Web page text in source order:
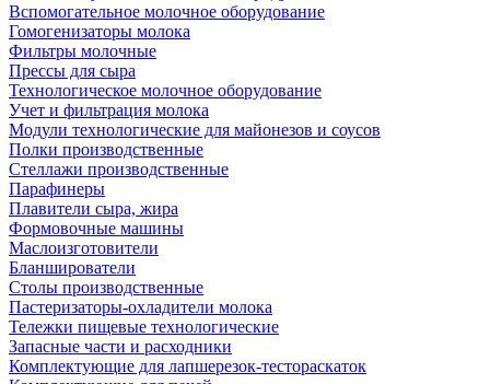
Вспомогательное молочное оборудование
Гомогенизаторы молока
Фильтры молочные
Прессы для сыра
Технологическое молочное оборудование
Учет и фильтрация молока
Модули технологические для майонезов и соусов
Полки производственные
Стеллажи производственные
Парафинеры
Плавители сыра, жира
Формовочные машины
Маслоизготовители
Бланширователи
Столы производственные
Пастеризаторы-охладители молока
Тележки пищевые технологические
Запасные части и расходники
Комплектующие для лапшерезок-тестораскаток